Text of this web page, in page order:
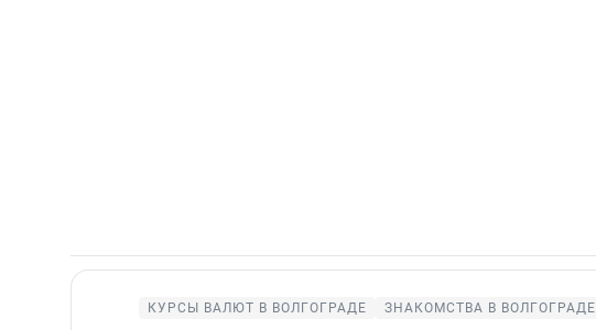
КУРСЫ ВАЛЮТ В ВОЛГОГРАДЕ ЗНАКОМСТВА В ВОЛГОГРАДЕ